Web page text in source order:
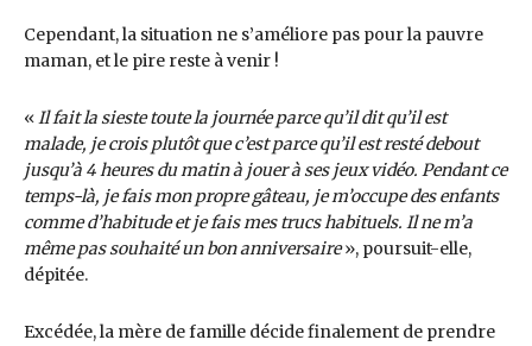
Cependant, la situation ne s’améliore pas pour la pauvre
maman, et le pire reste à venir !
«Il fait la sieste toute la journée parce qu’il dit qu’il est
malade, je crois plutôt que c’est parce qu’il est resté debout
jusqu’à 4 heures du matin à jouer à ses jeux vidéo. Pendant ce
temps-là, je fais mon propre gâteau, je m’occupe des enfants
comme d’habitude et je fais mes trucs habituels. Il ne m’a
même pas souhaité un bon anniversaire», poursuit-elle,
dépitée.
Excédée, la mère de famille décide finalement de prendre